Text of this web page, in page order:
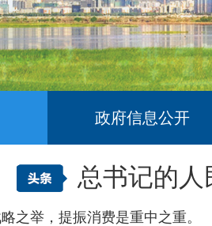
政府信息公开
总书记的人
举，提振消费是重中之重。